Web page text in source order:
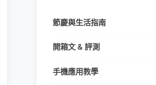
節慶與生活指南
開箱文 & 評測
手機應用教學